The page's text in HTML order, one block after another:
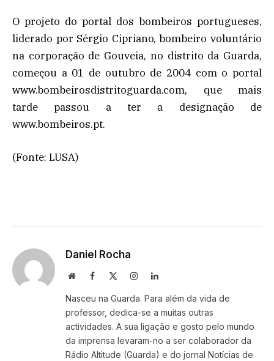
O projeto do portal dos bombeiros portugueses,
liderado por Sérgio Cipriano, bombeiro voluntário
na corporação de Gouveia, no distrito da Guarda,
começou a 01 de outubro de 2004 com o portal
www.bombeirosdistritoguarda.com, que mais
tarde passou a ter a designação de
www.bombeiros.pt.
(Fonte: LUSA)
Daniel Rocha
WebsiteFacebook InstagramLinkedIn
Nasceu na Guarda. Para além da vida de
professor, dedica-se a muitas outras
actividades. A sua ligação e gosto pelo mundo
da imprensa levaram-no a ser colaborador da
Rádio Altitude (Guarda) e do jornal Notícias de